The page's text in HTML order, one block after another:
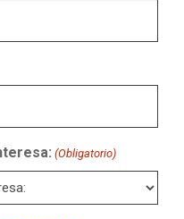
(Obligatorio)